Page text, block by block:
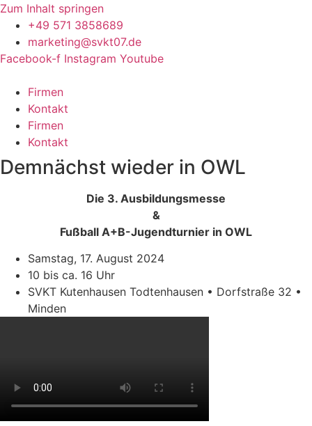
Zum Inhalt springen
+49 571 3858689
marketing@svkt07.de
Facebook-f Instagram Youtube
Firmen
Kontakt
Firmen
Kontakt
Demnächst wieder in OWL
Die 3. Ausbildungsmesse
&
Fußball A+B-Jugendturnier in OWL
Samstag, 17. August 2024
10 bis ca. 16 Uhr
SVKT Kutenhausen Todtenhausen • Dorfstraße 32 •
Minden